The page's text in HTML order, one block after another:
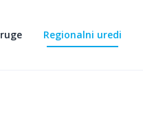
Regionalni uredi